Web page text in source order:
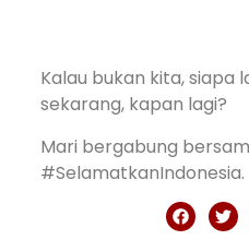
Kalau bukan kita, siapa
sekarang, kapan lagi?
Mari bergabung
#SelamatkanIndonesia.